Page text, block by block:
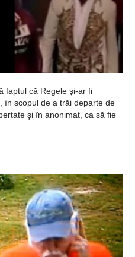
faptul că Regele şi-ar fi
în scopul de a trăi departe de
şi în anonimat, ca să fie